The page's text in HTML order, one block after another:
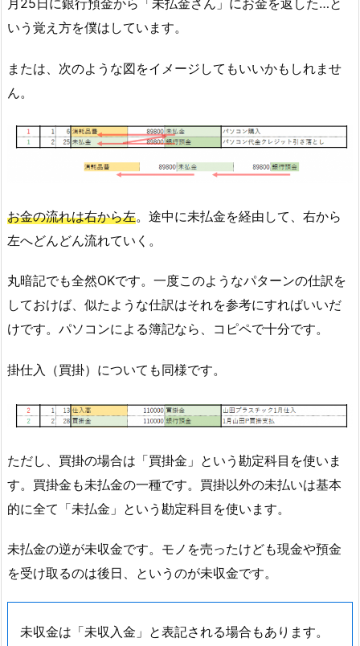
月25日に銀行預金から「未払金さん」にお金を返した…と
いう覚え方を僕はしています。
または、次のような図をイメージしてもいいかもしれませ
ん。
お金の流れは右から左。途中に未払金を経由して、右から
左へどんどん流れていく。
丸暗記でも全然OKです。一度このようなパターンの仕訳を
しておけば、似たような仕訳はそれを参考にすればいいだ
けです。パソコンによる簿記なら、コピペで十分です。
掛仕入（買掛）についても同様です。
ただし、買掛の場合は「買掛金」という勘定科目を使いま
す。買掛金も未払金の一種です。買掛以外の未払いは基本
的に全て「未払金」という勘定科目を使います。
未払金の逆が未収金です。モノを売ったけども現金や預金
を受け取るのは後日、というのが未収金です。
未収金は「未収入金」と表記される場合もあります。